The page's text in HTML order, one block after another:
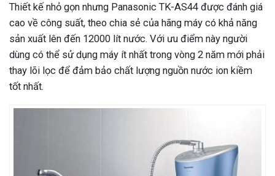
Thiết kế nhỏ gọn nhưng Panasonic TK-AS44 được đánh giá
cao về công suất, theo chia sẻ của hãng máy có khả năng
sản xuất lên đến 12000 lít nước. Với ưu điểm này người
dùng có thể sử dụng máy ít nhất trong vòng 2 năm mới phải
thay lõi lọc để đảm bảo chất lượng nguồn nước ion kiềm
tốt nhất.